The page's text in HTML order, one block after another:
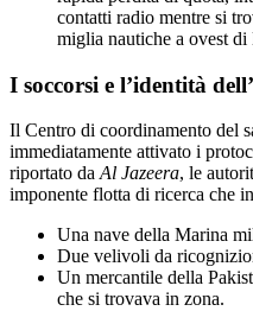
contatti radio mentre si
miglia nautiche a ovest di
I soccorsi e l’identità
Il Centro di coordinamento del
immediatamente attivato i
riportato da Al Jazeera, le
imponente flotta di ricerca che
Una nave della Marina
Due velivoli da
Un mercantile della
che si trovava in zona.